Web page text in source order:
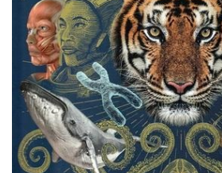
Mine și rezerve
Cretă școlară și creativă
Accesorii școlare
Coperți caiete si cărți
Etichete școlare
Carnete pentru elevi
Lupe și articole educative
Foarfece școlare